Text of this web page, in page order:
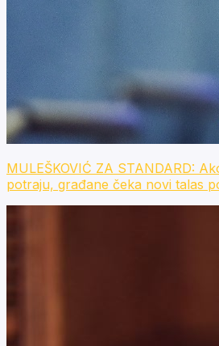
MULEŠKOVIĆ ZA STANDARD:
potraju, građane čeka novi talas